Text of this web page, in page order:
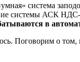
система
системы АСК
в
Поговорим о том,